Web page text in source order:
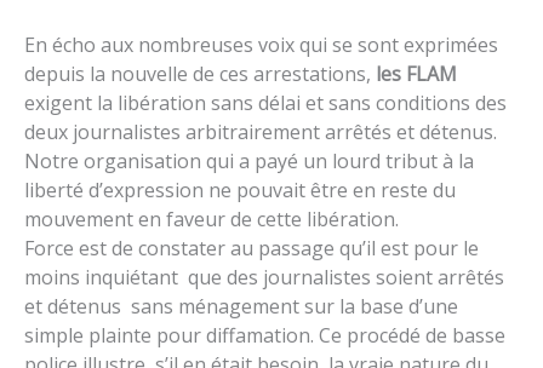
En écho aux nombreuses voix qui se sont exprimées
depuis la nouvelle de ces arrestations, les FLAM
exigent la libération sans délai et sans conditions des
deux journalistes arbitrairement arrêtés et détenus.
Notre organisation qui a payé un lourd tribut à la
liberté d’expression ne pouvait être en reste du
mouvement en faveur de cette libération.
Force est de constater au passage qu’il est pour le
moins inquiétant que des journalistes soient arrêtés
et détenus sans ménagement sur la base d’une
simple plainte pour diffamation. Ce procédé de basse